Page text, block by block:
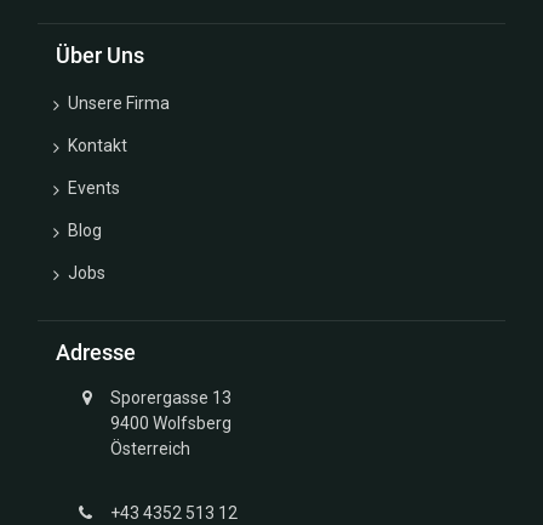
Über Uns
Unsere Firma
Kontakt
Events
Blog
Jobs
Adresse
Sporergasse 13
9400 Wolfsberg
Österreich
+43 4352 513 12